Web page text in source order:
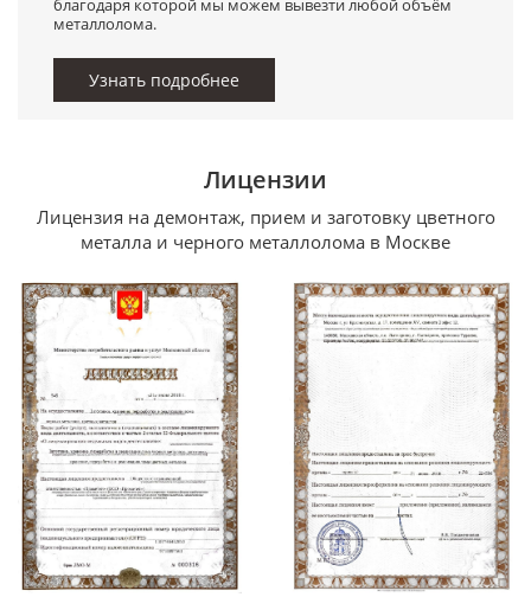
металлолома.
Узнать подробнее
Лицензии
Лицензия на демонтаж, прием и заготовку цветного
металла и черного металлолома в Москве